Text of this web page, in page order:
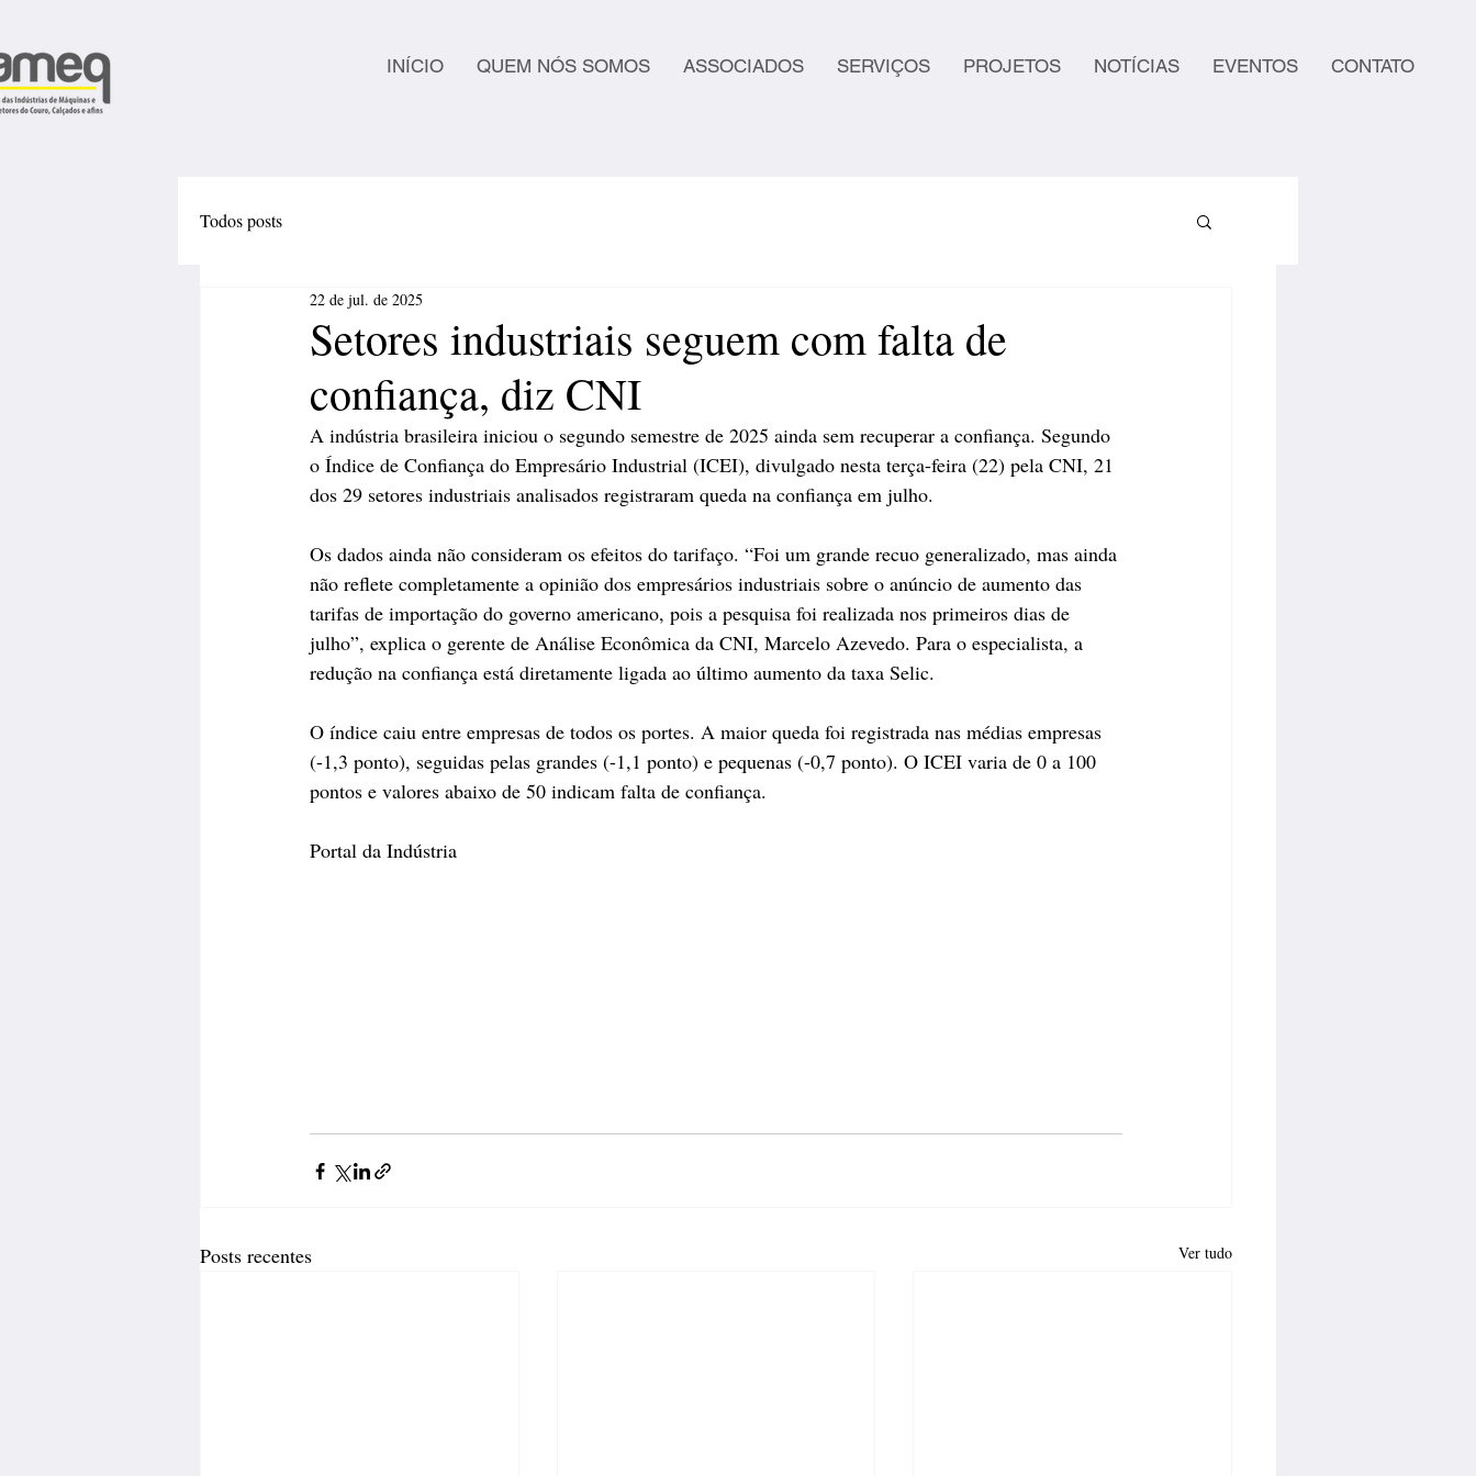
INÍCIO QUEM NÓS SOMOS ASSOCIADOS SERVIÇOS PROJETOS NOTÍCIAS EVENTOS CONTATO
Todos posts
Setores industriais seguem com falta de
confiança, diz CNI
22 de jul. de 2025
A indústria brasileira iniciou o segundo semestre de 2025 ainda sem recuperar a confiança. Segundo
o Índice de Confiança do Empresário Industrial (ICEI), divulgado nesta terça-feira (22) pela CNI, 21
dos 29 setores industriais analisados registraram queda na confiança em julho.
Os dados ainda não consideram os efeitos do tarifaço. “Foi um grande recuo generalizado, mas ainda
não reflete completamente a opinião dos empresários industriais sobre o anúncio de aumento das
tarifas de importação do governo americano, pois a pesquisa foi realizada nos primeiros dias de
julho”, explica o gerente de Análise Econômica da CNI, Marcelo Azevedo. Para o especialista, a
redução na confiança está diretamente ligada ao último aumento da taxa Selic.
O índice caiu entre empresas de todos os portes. A maior queda foi registrada nas médias empresas
(-1,3 ponto), seguidas pelas grandes (-1,1 ponto) e pequenas (-0,7 ponto). O ICEI varia de 0 a 100
pontos e valores abaixo de 50 indicam falta de confiança.
Portal da Indústria
Posts recentes Ver tudo